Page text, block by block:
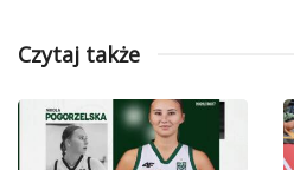
Czytaj także